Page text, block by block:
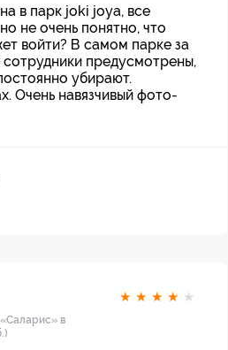
в парк joki joya, все
не очень понятно, что
войти? В самом парке за
предусмотрены,
убирают.
Очень навязчивый фото-
★ ★ ★ ★ ★
в